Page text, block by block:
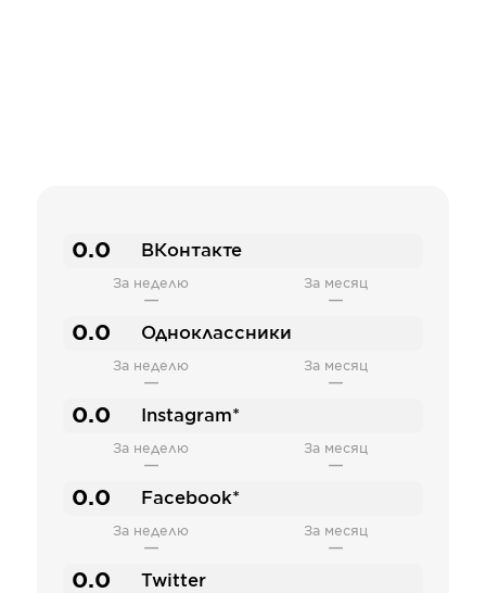
0.0 ВКонтакте
За неделю
—
За месяц
—
0.0 Одноклассники
За неделю
—
За месяц
—
0.0 Instagram*
За неделю
—
За месяц
—
0.0 Facebook*
За неделю
—
За месяц
—
0.0 Twitter